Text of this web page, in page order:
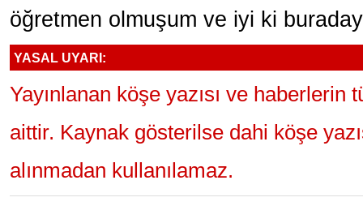
öğretmen olmuşum ve iyi ki
YASAL UYARI:
Yayınlanan köşe yazısı ve haberlerin
aittir. Kaynak gösterilse dahi köşe
alınmadan kullanılamaz.